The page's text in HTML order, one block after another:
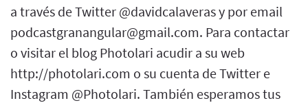
a través de Twitter @davidcalaveras y por email
podcastgranangular@gmail.com. Para contactar
o visitar el blog Photolari acudir a su web
http://photolari.com o su cuenta de Twitter e
Instagram @Photolari. También esperamos tus